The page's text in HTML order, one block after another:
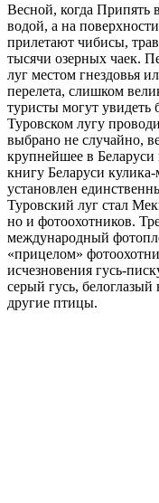
Весной, когда Припять
водой, а на
прилетают чибисы,
тысячи озерных чаек.
луг местом гнездовья
перелета, слишком
туристы могут увидеть
Туровском лугу
выбрано не случайно,
крупнейшее в
книгу Беларуси
установлен
Туровский луг стал
но и фотоохотников.
международный
«прицелом»
исчезновения гусь-
серый гусь,
другие птицы.